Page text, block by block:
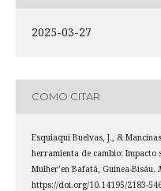
2025-03-27
COMO CITAR
Esquiaqui Buelvas, J., &
herramienta de cambio: Impacto
Mulher’en Bafatá, Guinea-Bisáu.
https://doi.org/10.14195/2183-